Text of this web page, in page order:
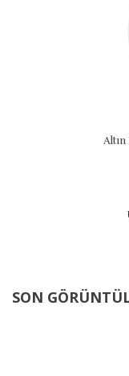
SON